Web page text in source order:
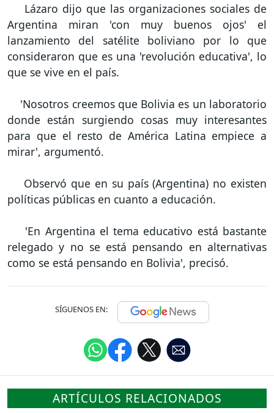
Lázaro dijo que las organizaciones sociales de
Argentina miran 'con muy buenos ojos' el
lanzamiento del satélite boliviano por lo que
consideraron que es una 'revolución educativa', lo
que se vive en el país.
'Nosotros creemos que Bolivia es un laboratorio
donde están surgiendo cosas muy interesantes
para que el resto de América Latina empiece a
mirar', argumentó.
Observó que en su país (Argentina) no existen
políticas públicas en cuanto a educación.
'En Argentina el tema educativo está bastante
relegado y no se está pensando en alternativas
como se está pensando en Bolivia', precisó.
SÍGUENOS EN:
ARTÍCULOS RELACIONADOS